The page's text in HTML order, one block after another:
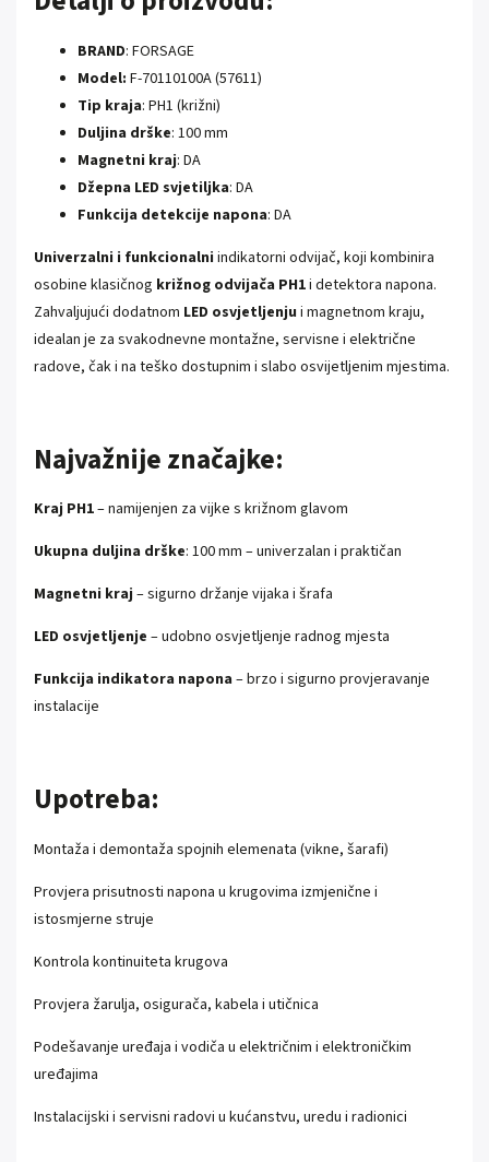
BRAND: FORSAGE
Model: F-70110100A (57611)
Tip kraja: PH1 (križni)
Duljina drške: 100 mm
Magnetni kraj: DA
Džepna LED svjetiljka: DA
Funkcija detekcije napona: DA
Univerzalni i funkcionalni indikatorni odvijač, koji kombinira
osobine klasičnog križnog odvijača PH1i detektora napona.
Zahvaljujući dodatnom LED osvjetljenju i magnetnom kraju,
idealan je za svakodnevne montažne, servisne i električne
radove, čak i na teško dostupnim i slabo osvijetljenim mjestima.
Najvažnije značajke:
Kraj PH1– namijenjen za vijke s križnom glavom
Ukupna duljina drške: 100 mm – univerzalan i praktičan
Magnetni kraj – sigurno držanje vijaka i šrafa
LED osvjetljenje – udobno osvjetljenje radnog mjesta
Funkcija indikatora napona – brzo i sigurno provjeravanje
instalacije
Upotreba:
Montaža i demontaža spojnih elemenata (vikne, šarafi)
Provjera prisutnosti napona u krugovima izmjenične i
istosmjerne struje
Kontrola kontinuiteta krugova
Provjera žarulja, osigurača, kabela i utičnica
Podešavanje uređaja i vodiča u električnim i elektroničkim
uređajima
Instalacijski i servisni radovi u kućanstvu, uredu i radionici